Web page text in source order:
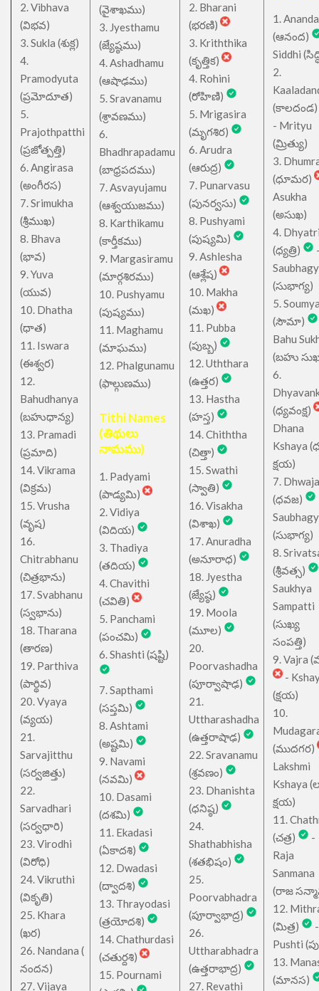
2. Vibhava
(విభవ)
3. Sukla (శుక్ల)
4.
Pramodyuta
(ప్రమోదూత)
5.
Prajothpatthi
(ప్రజోత్పత్తి)
6. Angirasa
(అంగీరస)
7. Srimukha
(శ్రీముఖ)
8. Bhava
(భావ)
9. Yuva
(యువ)
10. Dhatha
(ధాత)
11. Iswara
(ఈశ్వర)
12.
Bahudhanya
(బహుధాన్య)
13. Pramadi
(ప్రమాది)
14. Vikrama
(విక్రమ)
15. Vrusha
(వృష)
16.
Chitrabhanu
(చిత్రభాను)
17. Svabhanu
(స్వభాను)
18. Tharana
(తారణ)
19. Parthiva
(పార్థివ)
20. Vyaya
(వ్యయ)
21.
Sarvajitthu
(సర్వజిత్తు)
22.
Sarvadhari
(సర్వధారి)
23. Virodhi
(విరోధి)
24. Vikruthi
(వికృతి)
25. Khara
(ఖర)
26. Nandana (
నందన)
27. Vijaya
(వైశాఖము)
3. Jyesthamu
(జ్యేష్ఠము)
4. Ashadhamu
(ఆషాఢము)
5. Sravanamu
(శ్రావణము)
6.
Bhadhrapadamu
(బాధ్రపదము)
7. Asvayujamu
(ఆశ్వయుజము)
8. Karthikamu
(కార్తీకము)
9. Margasiramu
(మార్గశిరము)
10. Pushyamu
(పుష్యము)
11. Maghamu
(మాఘము)
12. Phalgunamu
(ఫాల్గుణము)
Tithi Names
(తిథులు
నామము)
1. Padyami
(పాడ్యమి)
2. Vidiya
(విదియ)
3. Thadiya
(తదియ)
4. Chavithi
(చవితి)
5. Panchami
(పంచమి)
6. Shashti (షష్టి)
7. Sapthami
(సప్తమి)
8. Ashtami
(అష్టమి)
9. Navami
(నవమి)
10. Dasami
(దశమి)
11. Ekadasi
(ఏకాదశి)
12. Dwadasi
(ద్వాదశి)
13. Thrayodasi
(త్రయోదశి)
14. Chathurdasi
(చతుర్దశి)
15. Pournami
2. Bharani
(భరణి)
3. Kriththika
(కృత్తిక)
4. Rohini
(రోహిణి)
5. Mrigasira
(మృగశిర)
6. Arudra
(ఆరుద్ర)
7. Punarvasu
(పునర్వసు)
8. Pushyami
(పుష్యమి)
9. Ashlesha
(ఆశ్లేష)
10. Makha
(మఖ)
11. Pubba
(పుబ్బ)
12. Uththara
(ఉత్తర)
13. Hastha
(హస్త)
14. Chiththa
(చిత్తా)
15. Swathi
(స్వాతి)
16. Visakha
(విశాఖ)
17. Anuradha
(అనూరాధ)
18. Jyestha
(జ్యేష్ఠ)
19. Moola
(మూల)
20.
Poorvashadha
(పూర్వాషాఢ)
21.
Uttharashadha
(ఉత్తరాషాఢ)
22. Sravanamu
(శ్రవణం)
23. Dhanishta
(ధనిష్ఠ)
24.
Shathabhisha
(శతభిషం)
25.
Poorvabhadra
(పూర్వాభాద్ర)
26.
Uttharabhadra
(ఉత్తరాభాద్ర)
27. Revathi
1. Ananda
(ఆనంద)
Siddhi
2.
(కాలదండ)
- Mrityu
(మ్రిత్యు)
3.
(ధూమర)
Asukha
(అసుఖ)
4.
(ధ్యత్రి)
(సుభాగ్య)
5.
(సౌమా)
Bahu
(బహు
6.
(ధ్యవంక్ష)
Dhana
Kshaya
క్షయ)
7. Dhwaja
(ధవజ)
(సుభాగ్య)
8.
(శ్రీవత్స)
Saukhya
Sampatti
(సుఖ్య
సంపత్తి)
9. Vajra
-
(క్షయ)
10.
(ముదగర)
Lakshmi
Kshaya
క్షయ)
11.
(చత్ర)
-
Raja
Sanmana
(రాజ
12.
(మిత్ర)
-
Pushti
13.
(మానస)